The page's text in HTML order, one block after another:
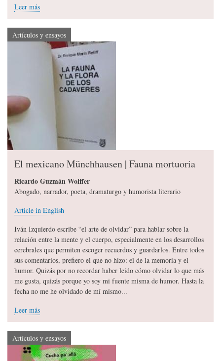
Leer más
Artículos y ensayos
El mexicano Münchhausen | Fauna mortuoria
Ricardo Guzmán Wolffer
Abogado, narrador, poeta, dramaturgo y humorista literario
Article in English
Iván Izquierdo escribe “el arte de olvidar” para hablar sobre la
relación entre la mente y el cuerpo, especialmente en los desarrollos
cerebrales que permiten escoger recuerdos y guardarlos. Entre todos
sus comentarios, prefiero el que no hizo: el de la memoria y el
humor. Quizás por no recordar haber leído cómo olvidar lo que más
me gusta, quizás porque yo soy mi fuente misma de humor. Hasta la
fecha no me he olvidado de mí mismo...
Leer más
Artículos y ensayos